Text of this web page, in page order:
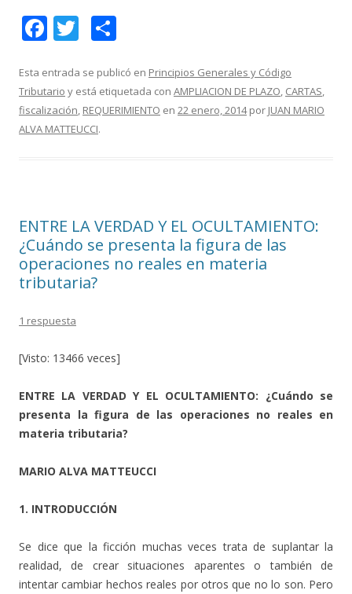
F
ac
e
b
o
T
w
itt
er
m
p
Esta entrada se publicó en Principios Generales y Código
Tributario y está etiquetada con AMPLIACION DE PLAZO CARTAS
fiscalización REQUERIMIENTO en 22 enero, 2014por JUAN MARIO
ALVA MATTEUCCI.
ENTRE LA VERDAD Y EL OCULTAMIENTO:
¿Cuándo se presenta la figura de las
operaciones no reales en materia
tributaria?
1 respuesta
[Visto: 13466 veces]
ENTRE LA VERDAD Y EL OCULTAMIENTO: ¿Cuándo se
presenta la figura de las operaciones no reales en
materia tributaria?
MARIO ALVA MATTEUCCI
1. INTRODUCCIÓN
Se dice que la ficción muchas veces trata de suplantar la
realidad, de crear situaciones aparentes o también de
intentar cambiar hechos reales por otros que no lo son. Pero